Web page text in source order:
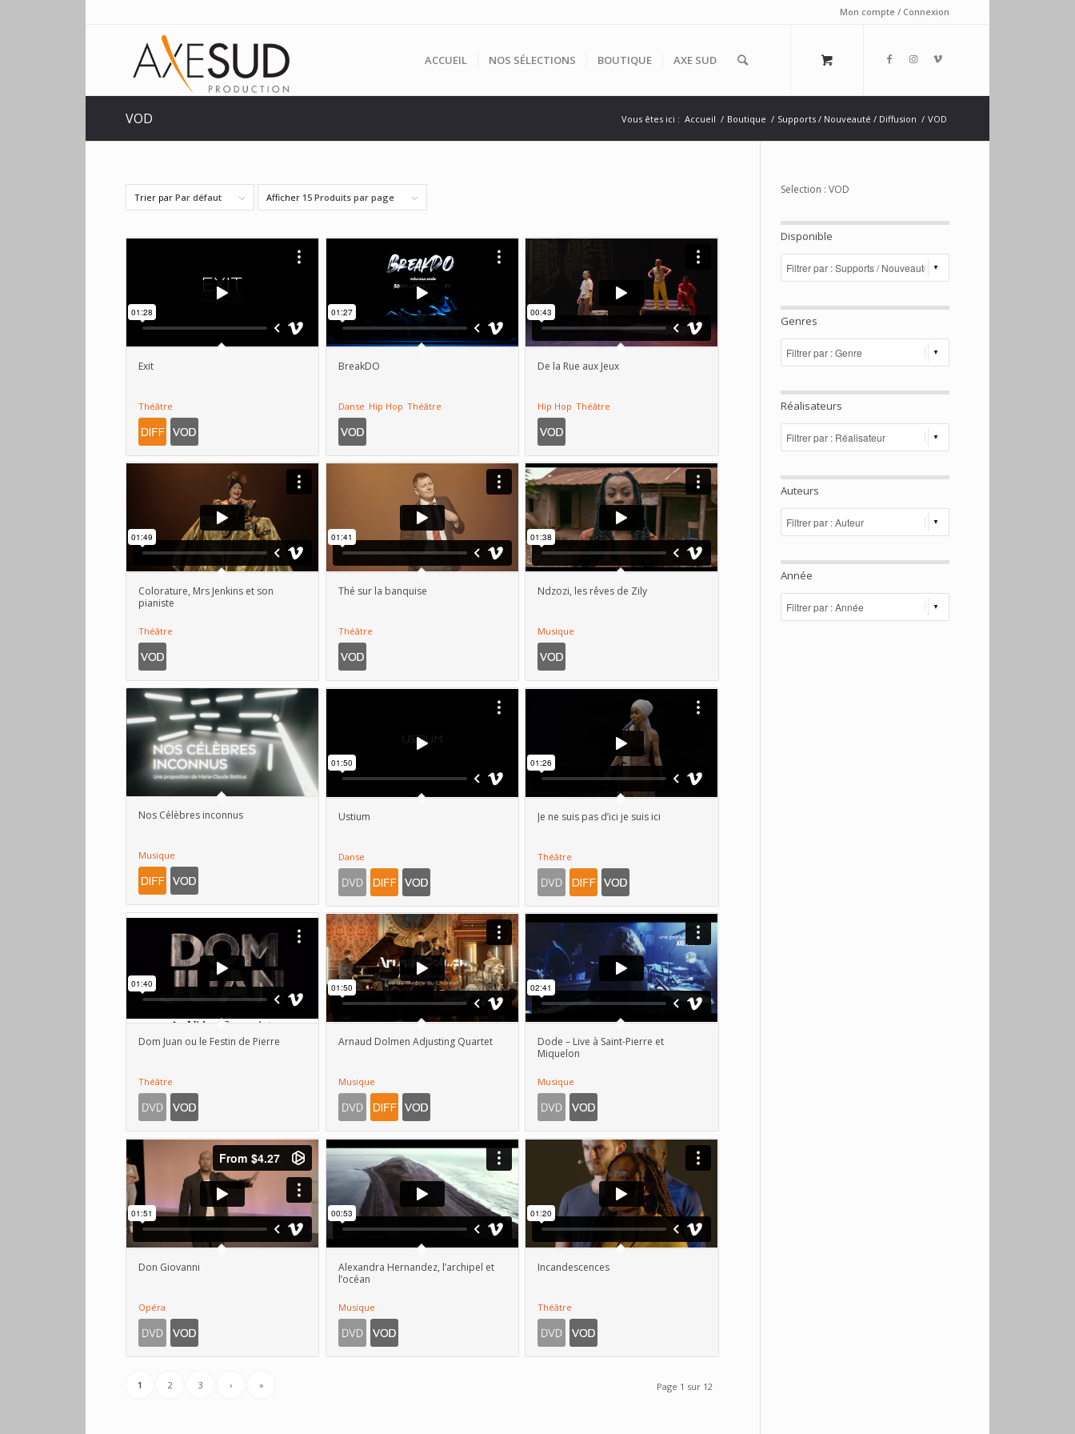
Mon compte / Connexion
ACCUEIL NOS SÉLECTIONS BOUTIQUE AXE SUD
VOD Vous êtes ici : Accueil / Boutique / Supports / Nouveauté / Diffusion / VOD
Trier par Par défaut Afficher 15 Produits par page
Exit
Théâtre
BreakDO
Danse Hip Hop Théâtre
De la Rue aux Jeux
Hip Hop Théâtre
Colorature, Mrs Jenkins et son
pianiste
Théâtre
Thé sur la banquise
Théâtre
Ndzozi, les rêves de Zily
Musique
Nos Célèbres inconnus
Musique
Ustium
Danse
Je ne suis pas d’ici je suis ici
Théâtre
Dom Juan ou le Festin de Pierre
Théâtre
Arnaud Dolmen Adjusting Quartet
Musique
Dode – Live à Saint-Pierre et
Miquelon
Musique
Don Giovanni
Opéra
Alexandra Hernandez, l’archipel et
l’océan
Musique
Incandescences
Théâtre
Page 1 sur 12
1 2 3 › »
Selection : VOD
Disponible
Genres
Réalisateurs
Auteurs
Année